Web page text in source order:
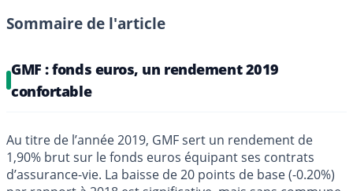
Sommaire de l'article
GMF : fonds euros, un rendement 2019
confortable
Au titre de l’année 2019, GMF sert un rendement de
1,90% brut sur le fonds euros équipant ses contrats
d’assurance-vie. La baisse de 20 points de base (-0.20%)